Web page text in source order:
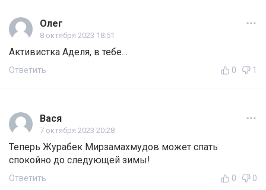
Олег
8 октября 2023 18:51
Активистка Аделя, в тебе…
Ответить 0 1
Вася
7 октября 2023 20:28
Теперь Журабек Мирзамахмудов может спать
спокойно до следующей зимы!
Ответить 0 0